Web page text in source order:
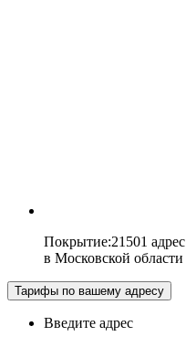
Покрытие:21501 адрес
в Московской области
Тарифы по вашему адресу
Введите адрес